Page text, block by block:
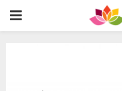
PRIMARY